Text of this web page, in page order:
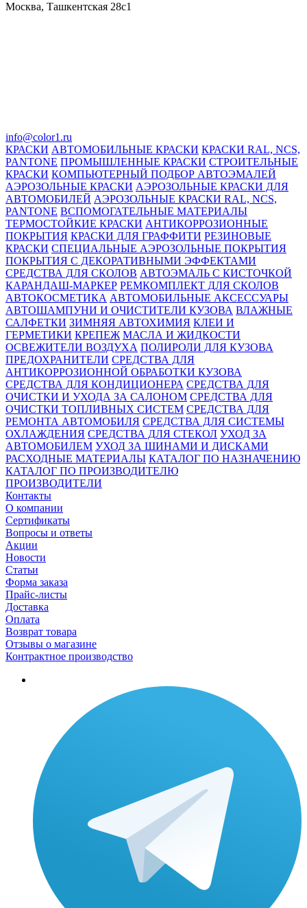
Москва, Ташкентская 28с1
info@color1.ru
КРАСКИ АВТОМОБИЛЬНЫЕ КРАСКИ КРАСКИ RAL, NCS,
PANTONE ПРОМЫШЛЕННЫЕ КРАСКИ СТРОИТЕЛЬНЫЕ
КРАСКИ КОМПЬЮТЕРНЫЙ ПОДБОР АВТОЭМАЛЕЙ
АЭРОЗОЛЬНЫЕ КРАСКИ АЭРОЗОЛЬНЫЕ КРАСКИ ДЛЯ
АВТОМОБИЛЕЙ АЭРОЗОЛЬНЫЕ КРАСКИ RAL, NCS,
PANTONE ВСПОМОГАТЕЛЬНЫЕ МАТЕРИАЛЫ
ТЕРМОСТОЙКИЕ КРАСКИ АНТИКОРРОЗИОННЫЕ
ПОКРЫТИЯ КРАСКИ ДЛЯ ГРАФФИТИ РЕЗИНОВЫЕ
КРАСКИ СПЕЦИАЛЬНЫЕ АЭРОЗОЛЬНЫЕ ПОКРЫТИЯ
ПОКРЫТИЯ С ДЕКОРАТИВНЫМИ ЭФФЕКТАМИ
СРЕДСТВА ДЛЯ СКОЛОВ АВТОЭМАЛЬ С КИСТОЧКОЙ
КАРАНДАШ-МАРКЕР РЕМКОМПЛЕКТ ДЛЯ СКОЛОВ
АВТОКОСМЕТИКА АВТОМОБИЛЬНЫЕ АКСЕССУАРЫ
АВТОШАМПУНИ И ОЧИСТИТЕЛИ КУЗОВА ВЛАЖНЫЕ
САЛФЕТКИ ЗИМНЯЯ АВТОХИМИЯ КЛЕИ И
ГЕРМЕТИКИ КРЕПЕЖ МАСЛА И ЖИДКОСТИ
ОСВЕЖИТЕЛИ ВОЗДУХА ПОЛИРОЛИ ДЛЯ КУЗОВА
ПРЕДОХРАНИТЕЛИ СРЕДСТВА ДЛЯ
АНТИКОРРОЗИОННОЙ ОБРАБОТКИ КУЗОВА
СРЕДСТВА ДЛЯ КОНДИЦИОНЕРА СРЕДСТВА ДЛЯ
ОЧИСТКИ И УХОДА ЗА САЛОНОМ СРЕДСТВА ДЛЯ
ОЧИСТКИ ТОПЛИВНЫХ СИСТЕМ СРЕДСТВА ДЛЯ
РЕМОНТА АВТОМОБИЛЯ СРЕДСТВА ДЛЯ СИСТЕМЫ
ОХЛАЖДЕНИЯ СРЕДСТВА ДЛЯ СТЕКОЛ УХОД ЗА
АВТОМОБИЛЕМ УХОД ЗА ШИНАМИ И ДИСКАМИ
РАСХОДНЫЕ МАТЕРИАЛЫ КАТАЛОГ ПО НАЗНАЧЕНИЮ
КАТАЛОГ ПО ПРОИЗВОДИТЕЛЮ
ПРОИЗВОДИТЕЛИ
Контакты
О компании
Сертификаты
Вопросы и ответы
Акции
Новости
Статьи
Форма заказа
Прайс-листы
Доставка
Оплата
Возврат товара
Отзывы о магазине
Контрактное производство